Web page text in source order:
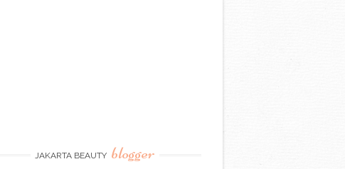
JAKARTA BEAUTY blogger